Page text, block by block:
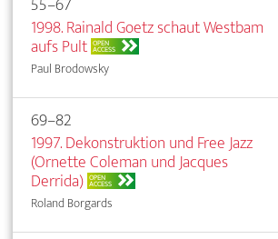
1998. Rainald Goetz schaut Westbam
aufs Pult OPEN
ACCESS
Paul Brodowsky
69–82
1997. Dekonstruktion und Free Jazz
(Ornette Coleman und Jacques
Derrida) OPEN
ACCESS
Roland Borgards